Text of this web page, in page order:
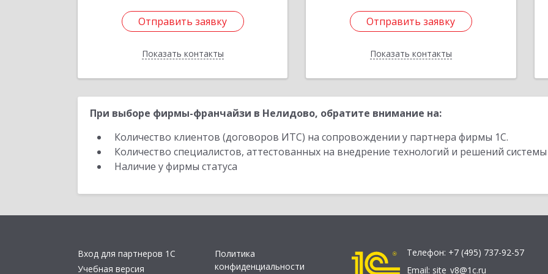
Отправить заявку
Показать контакты
Отправить заявку
Назад
Отправить заявку
Показать контакты
Отправить заявку
Назад
При выборе фирмы-франчайзи в Нелидово, обратите внимание на:
Количество клиентов (договоров ИТС) на сопровождении у партнера фирмы 1С.
Количество специалистов, аттестованных на внедрение технологий и решений
Наличие у фирмы статуса
Вход для партнеров 1С
Учебная версия
Политика
конфиденциальности
Телефон: +7 (495) 737-92-57
Email: site_v8@1c.ru